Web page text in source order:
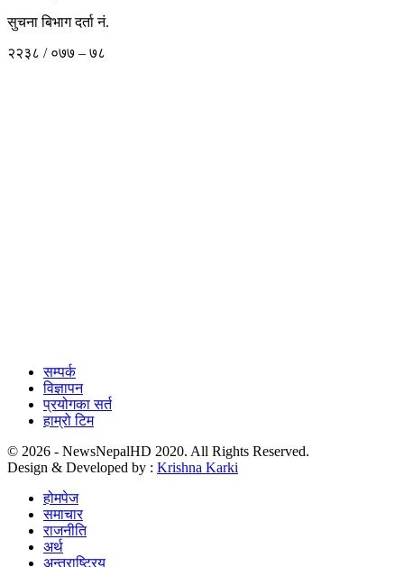
सुचना बिभाग दर्ता नं.
२२३८ / ०७७ – ७८
सम्पर्क
विज्ञापन
प्रयोगका सर्त
हाम्रो टिम
© 2026 - NewsNepalHD 2020. All Rights Reserved.
Design & Developed by : Krishna Karki
होमपेज
समाचार
राजनीति
अर्थ
अन्तराष्ट्रिय